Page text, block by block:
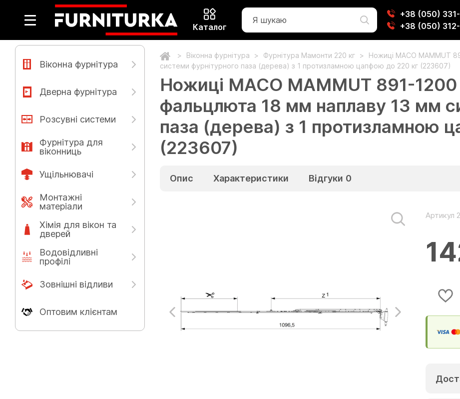
Каталог
+38 (050)
+38 (050)
Віконна фурнітура
Дверна фурнітура
Розсувні системи
Фурнітура для
віконниць
Ущільнювачі
Монтажні
матеріали
Хімія для вікон та
дверей
Водовідливні
профілі
Зовнішні відливи
Оптовим клієнтам
Віконна фурнітура Фурнітура Мамонти 220 кг
Ножиці MACO MAMMUT
системи фурнітурного паза (дерева) з 1 протизламною цапфою до 220 кг (223607)
Ножиці MACO MAMMUT 891-1200
фальцлюта 18 мм наплаву 13 мм
паза (дерева) з 1 протизламною
(223607)
Опис Характеристики Відгуки 0
Артикул